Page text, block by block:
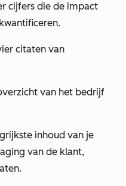
cijfers die de impact
citaten van
van het bedrijf
inhoud van je
van de klant,